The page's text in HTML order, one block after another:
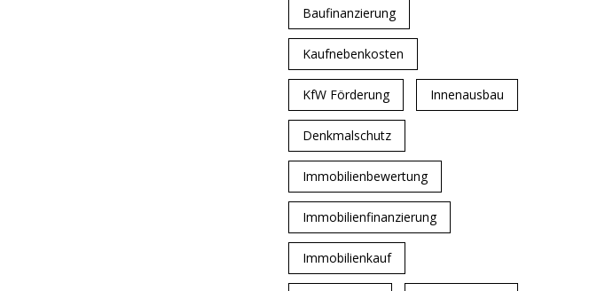
Baufinanzierung
Kaufnebenkosten
KfW Förderung Innenausbau
Denkmalschutz
Immobilienbewertung
Immobilienfinanzierung
Immobilienkauf